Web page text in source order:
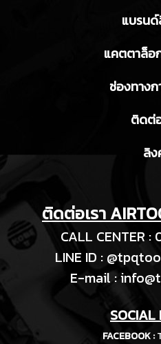
แบรน
แคตตาล็อ
ช่องทาง
ติดต่
ลิ
ติดต่อเรา
CALL CENTER
LINE ID :
E-mail :
SOCIAL
FACEBOOK :